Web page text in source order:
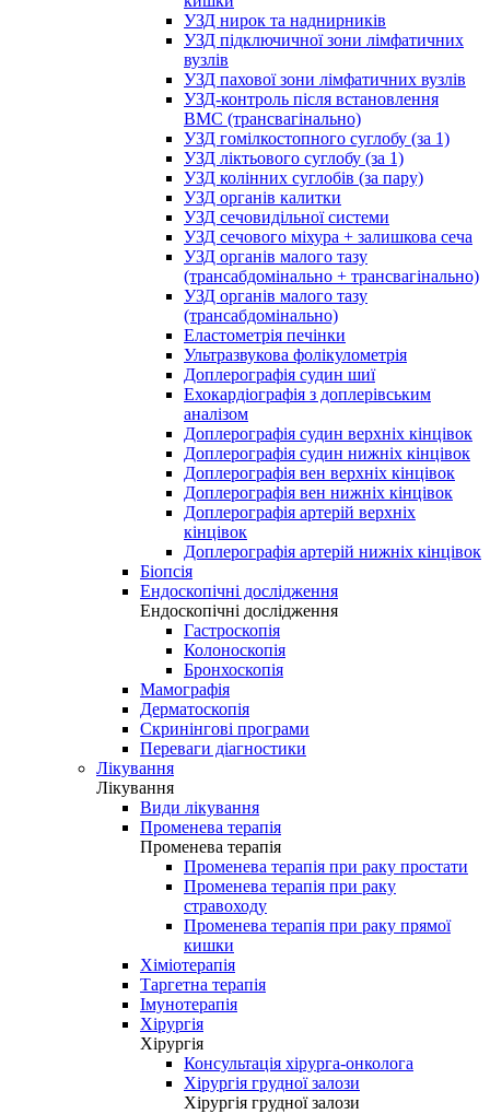
УЗД нирок та наднирників
УЗД підключичної зони лімфатичних
вузлів
УЗД пахової зони лімфатичних вузлів
УЗД-контроль після встановлення
ВМС (трансвагінально)
УЗД гомілкостопного суглобу (за 1)
УЗД ліктьового суглобу (за 1)
УЗД колінних суглобів (за пару)
УЗД органів калитки
УЗД сечовидільної системи
УЗД сечового міхура + залишкова сеча
УЗД органів малого тазу
(трансабдомінально + трансвагінально)
УЗД органів малого тазу
(трансабдомінально)
Еластометрія печінки
Ультразвукова фолікулометрія
Доплерографія судин шиї
Ехокардіографія з доплерівським
аналізом
Доплерографія судин верхніх кінцівок
Доплерографія судин нижніх кінцівок
Доплерографія вен верхніх кінцівок
Доплерографія вен нижніх кінцівок
Доплерографія артерій верхніх
кінцівок
Доплерографія артерій нижніх кінцівок
Біопсія
Ендоскопічні дослідження
Ендоскопічні дослідження
Гастроскопія
Колоноскопія
Бронхоскопія
Мамографія
Дерматоскопія
Скринінгові програми
Переваги діагностики
Лікування
Лікування
Види лікування
Променева терапія
Променева терапія
Променева терапія при раку простати
Променева терапія при раку
стравоходу
Променева терапія при раку прямої
кишки
Хіміотерапія
Таргетна терапія
Імунотерапія
Хірургія
Хірургія
Консультація хірурга-онколога
Хірургія грудної залози
Хірургія грудної залози